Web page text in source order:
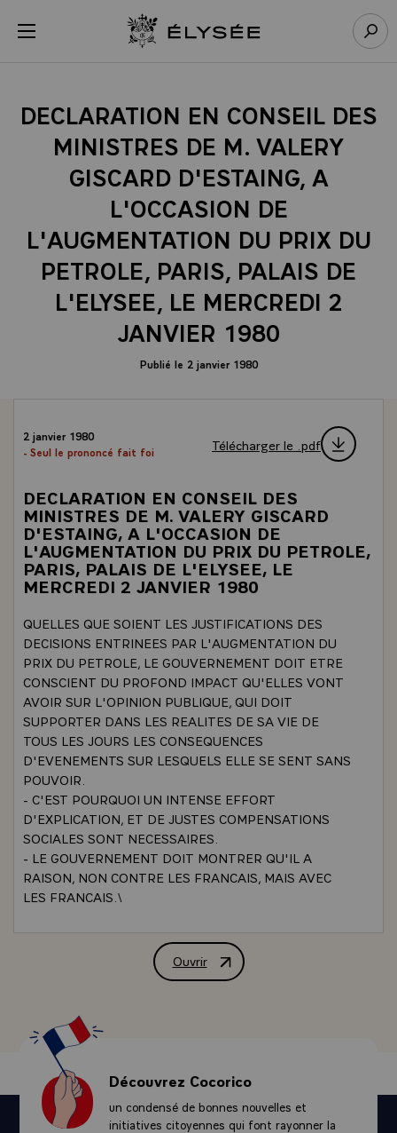
menu Retour à l’accueil Élysée
DECLARATION EN CONSEIL DES
MINISTRES DE M. VALERY
GISCARD D'ESTAING, A
L'OCCASION DE
L'AUGMENTATION DU PRIX DU
PETROLE, PARIS, PALAIS DE
L'ELYSEE, LE MERCREDI 2
JANVIER 1980
Publié le 2 janvier 1980
2 janvier 1980
- Seul le prononcé fait foi
Télécharger le .pdf
DECLARATION EN CONSEIL DES
MINISTRES DE M. VALERY GISCARD
D'ESTAING, A L'OCCASION DE
L'AUGMENTATION DU PRIX DU PETROLE,
PARIS, PALAIS DE L'ELYSEE, LE
MERCREDI 2 JANVIER 1980
QUELLES QUE SOIENT LES JUSTIFICATIONS DES
DECISIONS ENTRINEES PAR L'AUGMENTATION DU
PRIX DU PETROLE, LE GOUVERNEMENT DOIT ETRE
CONSCIENT DU PROFOND IMPACT QU'ELLES VONT
AVOIR SUR L'OPINION PUBLIQUE, QUI DOIT
SUPPORTER DANS LES REALITES DE SA VIE DE
TOUS LES JOURS LES CONSEQUENCES
D'EVENEMENTS SUR LESQUELS ELLE SE SENT SANS
POUVOIR.
- C'EST POURQUOI UN INTENSE EFFORT
D'EXPLICATION, ET DE JUSTES COMPENSATIONS
SOCIALES SONT NECESSAIRES.
- LE GOUVERNEMENT DOIT MONTRER QU'IL A
RAISON, NON CONTRE LES FRANCAIS, MAIS AVEC
LES FRANCAIS.\
Ouvrir
DECLARATION EN CONSEIL DES
Découvrez Cocorico
un condensé de bonnes nouvelles et
initiatives citoyennes qui font rayonner la
Panneau de gestion des cookies